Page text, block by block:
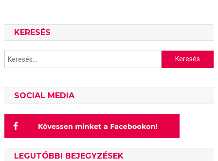
KERESÉS
Keresés:
SOCIAL MEDIA
LEGUTÓBBI BEJEGYZÉSEK